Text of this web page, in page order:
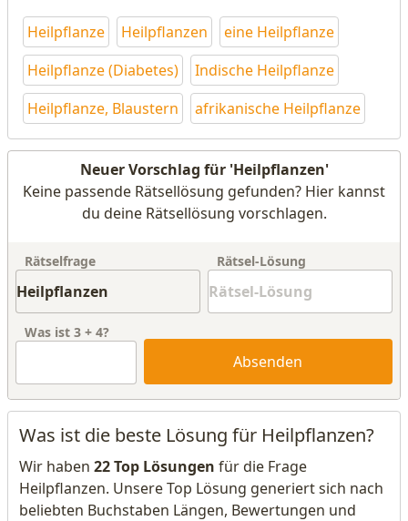
Heilpflanze Heilpflanzen
eine Heilpflanze
Heilpflanze (Diabetes)
Indische Heilpflanze
Heilpflanze, Blaustern
afrikanische Heilpflanze
Neuer Vorschlag für 'Heilpflanzen'
Keine passende Rätsellösung gefunden? Hier kannst
du deine Rätsellösung vorschlagen.
Rätselfrage Rätsel-Lösung
Was ist 3 + 4?
Absenden
Was ist die beste Lösung für Heilpflanzen?
Wir haben 22 Top Lösungen für die Frage
Heilpflanzen. Unsere Top Lösung generiert sich nach
beliebten Buchstaben Längen, Bewertungen und